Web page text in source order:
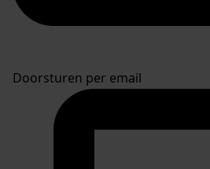
Doorsturen per email